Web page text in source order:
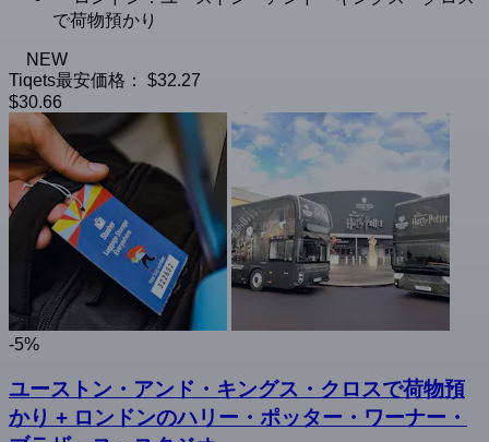
で荷物預かり
NEW
Tiqets最安価格：
$32.27
$30.66
-5%
ユーストン・アンド・キングス・クロスで荷物預
かり + ロンドンのハリー・ポッター・ワーナー・